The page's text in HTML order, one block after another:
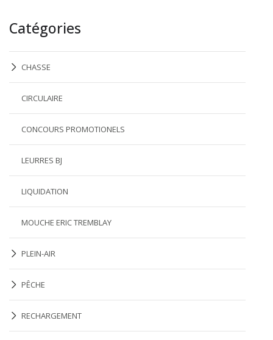
Catégories
CHASSE
CIRCULAIRE
CONCOURS PROMOTIONELS
LEURRES BJ
LIQUIDATION
MOUCHE ERIC TREMBLAY
PLEIN-AIR
PÊCHE
RECHARGEMENT